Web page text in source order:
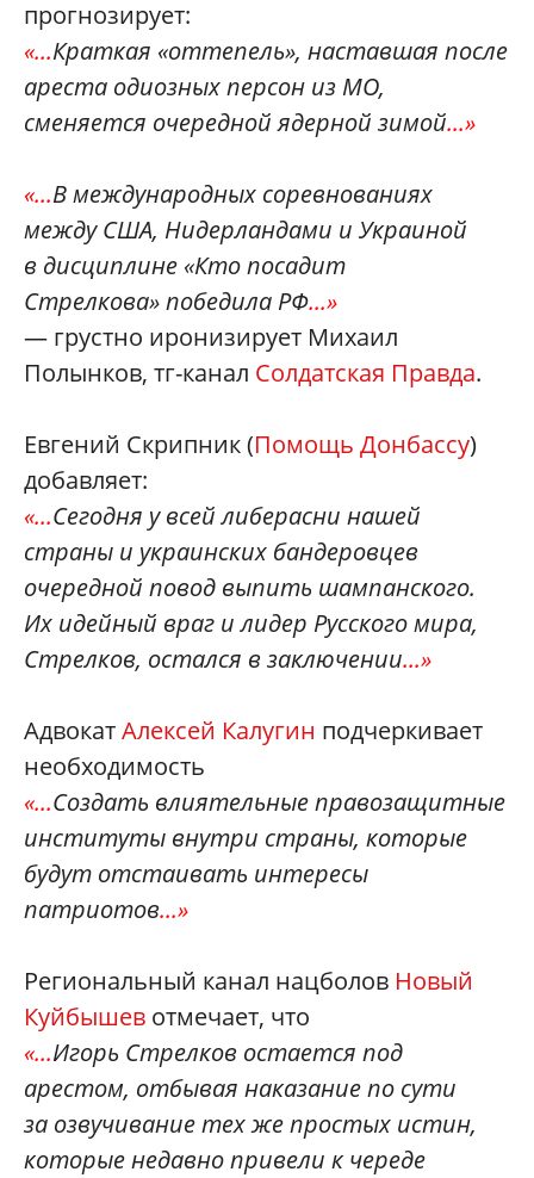
прогнозирует:
«...Краткая «оттепель», наставшая после
ареста одиозных персон из МО,
сменяется очередной ядерной зимой...»
«...В международных соревнованиях
между США, Нидерландами и Украиной
в дисциплине «Кто посадит
Стрелкова» победила РФ...»
— грустно иронизирует Михаил
Полынков, тг-канал Солдатская Правда.
Евгений Скрипник (Помощь Донбассу)
добавляет:
«...Сегодня у всей либерасни нашей
страны и украинских бандеровцев
очередной повод выпить шампанского.
Их идейный враг и лидер Русского мира,
Стрелков, остался в заключении...»
АдвокатАлексей Калугин подчеркивает
необходимость
«...Создать влиятельные правозащитные
институты внутри страны, которые
будут отстаивать интересы
патриотов...»
Региональный канал нацболов Новый
Куйбышев отмечает, что
«...Игорь Стрелков остается под
арестом, отбывая наказание по сути
за озвучивание тех же простых истин,
которые недавно привели к череде